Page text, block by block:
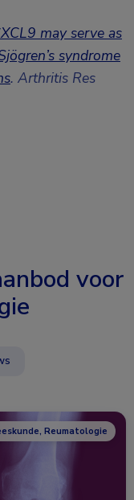
may serve as
syndrome
. Arthritis Res
voor
Reumatologie